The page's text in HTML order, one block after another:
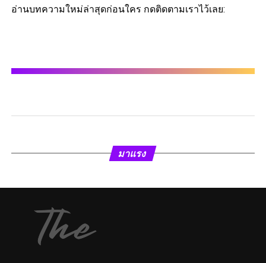
อ่านบทความใหม่ล่าสุดก่อนใคร กดติดตามเราไว้เลย:
มาแรง